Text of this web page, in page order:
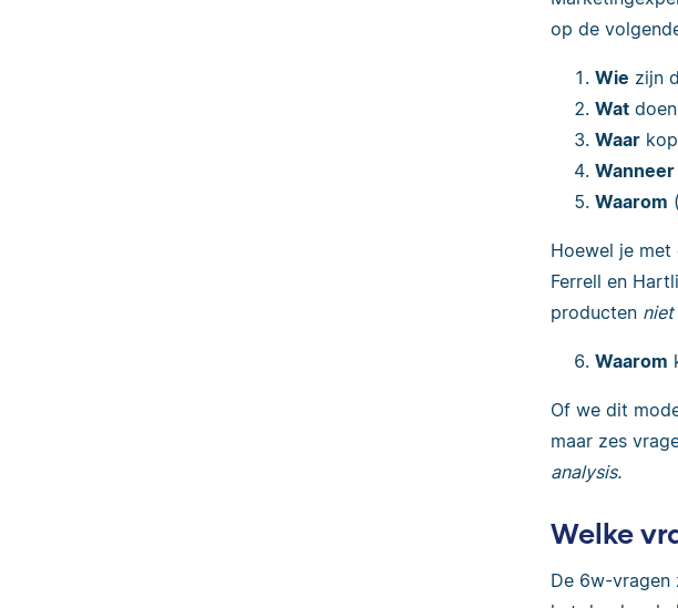
op de
Wie zijn
Wat
Waar
Wanneer
Waarom
Hoewel je
Ferrell en
producten niet
Waarom
Of we dit
maar zes
analysis.
Welke
De 6w-vragen